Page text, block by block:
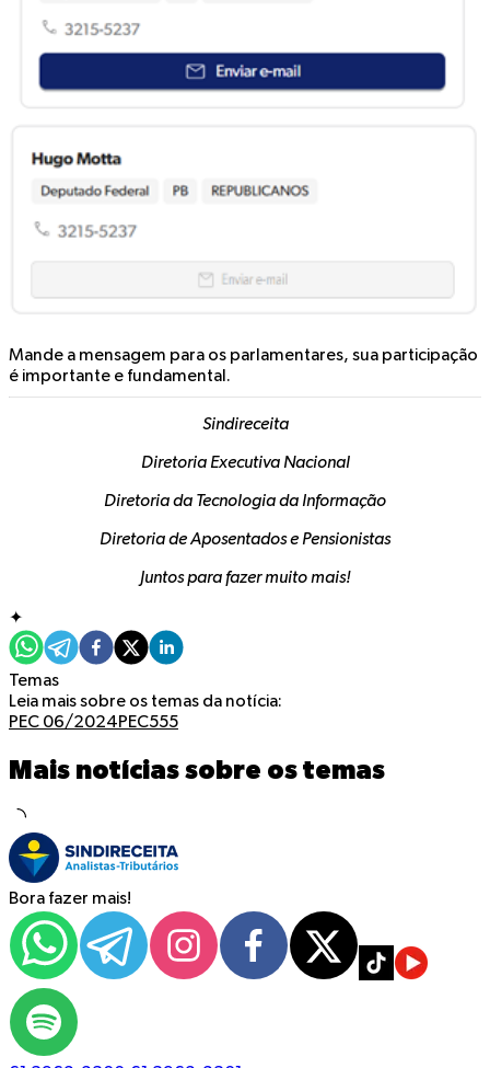
Mande a mensagem para os parlamentares, sua participação
é importante e fundamental.
Sindireceita
Diretoria Executiva Nacional
Diretoria da Tecnologia da Informação
Diretoria de Aposentados e Pensionistas
Juntos para fazer muito mais!
✦
Temas
Leia mais sobre os temas da notícia:
PEC 06/2024PEC555
Mais notícias sobre os temas
Bora fazer mais!